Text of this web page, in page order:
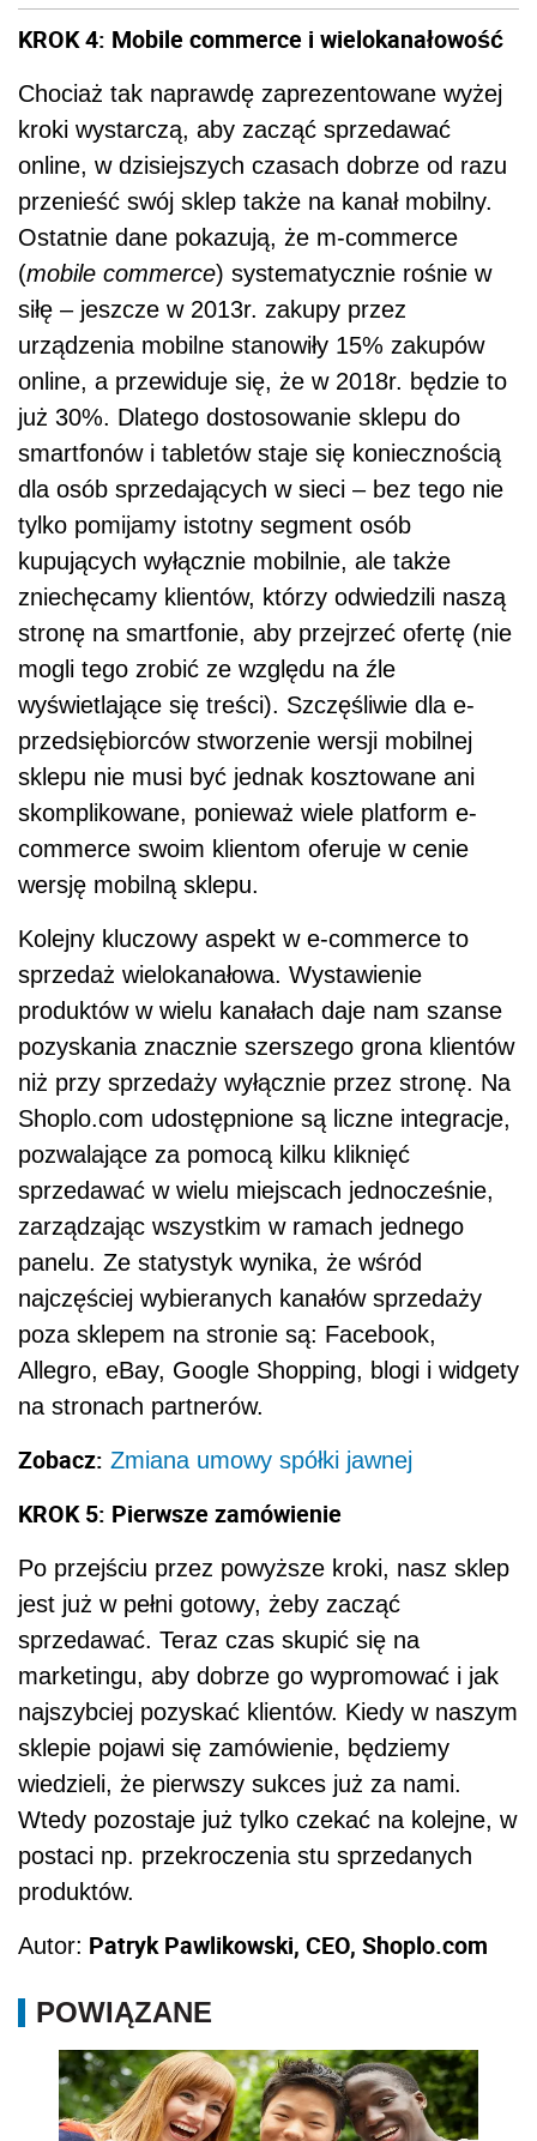
KROK 4: Mobile commerce i wielokanałowość
Chociaż tak naprawdę zaprezentowane wyżej
kroki wystarczą, aby zacząć sprzedawać
online, w dzisiejszych czasach dobrze od razu
przenieść swój sklep także na kanał mobilny.
Ostatnie dane pokazują, że m-commerce
(mobile commerce) systematycznie rośnie w
siłę – jeszcze w 2013r. zakupy przez
urządzenia mobilne stanowiły 15% zakupów
online, a przewiduje się, że w 2018r. będzie to
już 30%. Dlatego dostosowanie sklepu do
smartfonów i tabletów staje się koniecznością
dla osób sprzedających w sieci – bez tego nie
tylko pomijamy istotny segment osób
kupujących wyłącznie mobilnie, ale także
zniechęcamy klientów, którzy odwiedzili naszą
stronę na smartfonie, aby przejrzeć ofertę (nie
mogli tego zrobić ze względu na źle
wyświetlające się treści). Szczęśliwie dla e-
przedsiębiorców stworzenie wersji mobilnej
sklepu nie musi być jednak kosztowane ani
skomplikowane, ponieważ wiele platform e-
commerce swoim klientom oferuje w cenie
wersję mobilną sklepu.
Kolejny kluczowy aspekt w e-commerce to
sprzedaż wielokanałowa. Wystawienie
produktów w wielu kanałach daje nam szanse
pozyskania znacznie szerszego grona klientów
niż przy sprzedaży wyłącznie przez stronę. Na
Shoplo.com udostępnione są liczne integracje,
pozwalające za pomocą kilku kliknięć
sprzedawać w wielu miejscach jednocześnie,
zarządzając wszystkim w ramach jednego
panelu. Ze statystyk wynika, że wśród
najczęściej wybieranych kanałów sprzedaży
poza sklepem na stronie są: Facebook,
Allegro, eBay, Google Shopping, blogi i widgety
na stronach partnerów.
Zobacz: Zmiana umowy spółki jawnej
KROK 5: Pierwsze zamówienie
Po przejściu przez powyższe kroki, nasz sklep
jest już w pełni gotowy, żeby zacząć
sprzedawać. Teraz czas skupić się na
marketingu, aby dobrze go wypromować i jak
najszybciej pozyskać klientów. Kiedy w naszym
sklepie pojawi się zamówienie, będziemy
wiedzieli, że pierwszy sukces już za nami.
Wtedy pozostaje już tylko czekać na kolejne, w
postaci np. przekroczenia stu sprzedanych
produktów.
Autor: Patryk Pawlikowski, CEO, Shoplo.com
POWIĄZANE